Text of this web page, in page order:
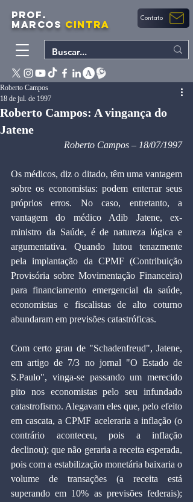
PROF.
MARCOS CINTRA Contato
Roberto Campos: A vingança do
Jatene
Roberto Campos
18 de jul. de 1997
Roberto Campos – 18/07/1997
Os médicos, diz o ditado, têm uma vantagem
sobre os economistas: podem enterrar seus
próprios erros. No caso, entretanto, a
vantagem do médico Adib Jatene, ex-
ministro da Saúde, é de natureza lógica e
argumentativa. Quando lutou tenazmente
pela implantação da CPMF (Contribuição
Provisória sobre Movimentação Financeira)
para financiamento emergencial da saúde,
economistas e fiscalistas de alto coturno
abundaram em previsões catastróficas.
Com certo grau de "Schadenfreud", Jatene,
em artigo de 7/3 no jornal "O Estado de
S.Paulo", vinga-se passando um merecido
pito nos economistas pelo seu infundado
catastrofismo. Alegavam eles que, pelo efeito
em cascata, a CPMF aceleraria a inflação (o
contrário aconteceu, pois a inflação
declinou); que não geraria a receita esperada,
pois com a estabilização monetária baixaria o
volume de transações (a receita está
superando em 10% as previsões federais);